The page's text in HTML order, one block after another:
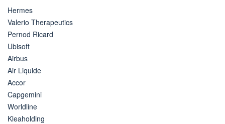
Hermes
Valerio Therapeutics
Pernod Ricard
Ubisoft
Airbus
Air Liquide
Accor
Capgemini
Worldline
Kleaholding